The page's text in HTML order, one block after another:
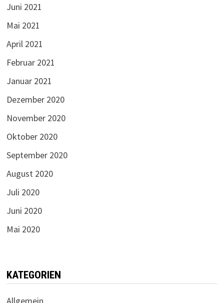
Juni 2021
Mai 2021
April 2021
Februar 2021
Januar 2021
Dezember 2020
November 2020
Oktober 2020
September 2020
August 2020
Juli 2020
Juni 2020
Mai 2020
KATEGORIEN
Allgemein